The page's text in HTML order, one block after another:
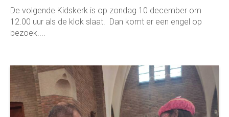
De volgende Kidskerk is op zondag 10 december om
12.00 uur als de klok slaat. Dan komt er een engel op
bezoek....